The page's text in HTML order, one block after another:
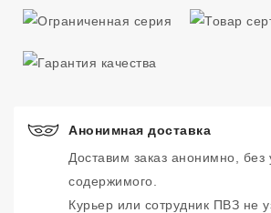
Анонимная доставка
Доставим заказ анонимно, без
содержимого.
Курьер или сотрудник ПВЗ не